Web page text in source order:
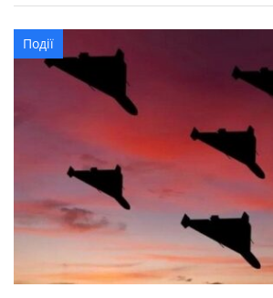
Синельниковому сталася пожежа.
Українській громаді горів
вдарив БпЛА по Петропавлівській
пожежі. Пошкоджені будівля й […]
Події